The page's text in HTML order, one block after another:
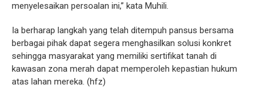
menyelesaikan persoalan ini,” kata Muhili.
Ia berharap langkah yang telah ditempuh pansus bersama
berbagai pihak dapat segera menghasilkan solusi konkret
sehingga masyarakat yang memiliki sertifikat tanah di
kawasan zona merah dapat memperoleh kepastian hukum
atas lahan mereka. (hfz)